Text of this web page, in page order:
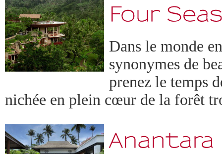
Dans le monde
synonymes de
prenez le temps
nichée en plein cœur de la forêt